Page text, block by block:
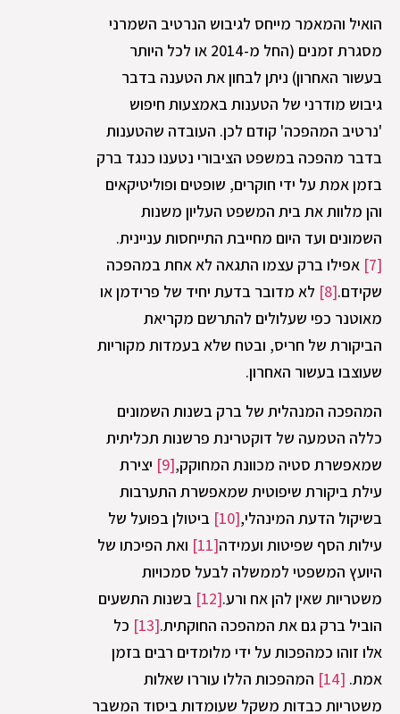
הואיל והמאמר מייחס לגיבוש הנרטיב השמרני
מסגרת זמנים (החל מ-2014 או לכל היותר
בעשור האחרון) ניתן לבחון את הטענה בדבר
גיבוש מודרני של הטענות באמצעות חיפוש
'נרטיב המהפכה' קודם לכן. העובדה שהטענות
בדבר מהפכה במשפט הציבורי נטענו כנגד ברק
בזמן אמת על ידי חוקרים, שופטים ופוליטיקאים
והן מלוות את בית המשפט העליון משנות
השמונים ועד היום מחייבת התייחסות עניינית.
[7]
אפילו ברק עצמו התגאה לא אחת במהפכה
שקידם.[8]
לא מדובר בדעת יחיד של פרידמן או
מאוטנר כפי שעלולים להתרשם מקריאת
הביקורת של חריס, ובטח שלא בעמדות מקוריות
שעוצבו בעשור האחרון.
המהפכה המנהלית של ברק בשנות השמונים
כללה הטמעה של דוקטרינת פרשנות תכליתית
שמאפשרת סטיה מכוונת המחוקק,[9]
יצירת
עילת ביקורת שיפוטית שמאפשרת התערבות
בשיקול הדעת המינהלי,[10]
ביטולן בפועל של
עילות הסף שפיטות ועמידה[11]
ואת הפיכתו של
היועץ המשפטי לממשלה לבעל סמכויות
משטריות שאין להן אח ורע.[12]
בשנות התשעים
הוביל ברק גם את המהפכה החוקתית.[13]
כל
אלו זוהו כמהפכות על ידי מלומדים רבים בזמן
אמת. [14]
המהפכות הללו עוררו שאלות
משטריות כבדות משקל שעומדות ביסוד המשבר